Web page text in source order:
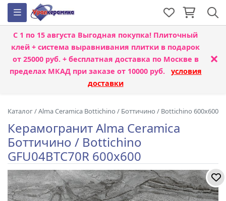
С 1 по 15 августа Выгодная покупка! Плиточный
клей + система выравнивания плитки в подарок
от 25000 руб. + бесплатная доставка по Москве в
пределах МКАД при заказе от 10000 руб. условия
доставки
×
Каталог/Alma Ceramica Bottichino / Боттичино / Bottichino 600x600
Керамогранит Alma Ceramica
Боттичино / Bottichino
GFU04BTC70R 600x600